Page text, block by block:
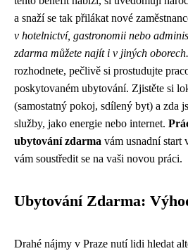
a snaží se tak přilákat nové
v hotelnictví, gastronomii nebo
zdarma můžete najít i v jiných oborech.
rozhodnete, pečlivě si prostudujte
poskytovaném ubytování. Zjistěte si
(samostatný pokoj, sdílený byt) a zda
služby, jako energie nebo internet.
ubytování zdarma vám usnadní start
vám soustředit se na vaši novou práci.
Ubytování Zdarma:
Drahé nájmy v Praze nutí lidi hledat